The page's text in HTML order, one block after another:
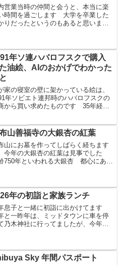
営業当時の仲間と会うと、本当に楽
時間を過ごします 大学を卒業した
りだったというのもあると思います
でもありました
年ソ連ハバロフスクで購入
油絵、AIのおかげでわかった
家の寝室の壁に架かっている絵は、
年ソビエト連邦時のハバロフスクの
から買い求めたものです 35年経っ
で、安堵するとともにとても嬉しく
ました
山善福寺の大銀杏の紅葉
山にお墓を作ってしばらく経ちます
今年の大銀杏の紅葉は見事でした
750年といわれる大銀杏 都心にあっ
年の初詣と家族ランチ
息子と一緒に初詣に出かけてます
と一昨年は、ミッドタウンに車を停
乃木神社に行ってましたが、今年
Sky 年間パスポート